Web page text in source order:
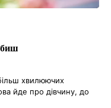
хвилюючих
йде про дівчину, до